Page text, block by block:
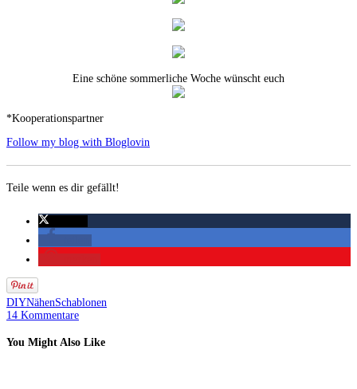
Eine schöne sommerliche Woche wünscht euch
*Kooperationspartner
Follow my blog with Bloglovin
Teile wenn es dir gefällt!
DIYNähenSchablonen
14 Kommentare
You Might Also Like